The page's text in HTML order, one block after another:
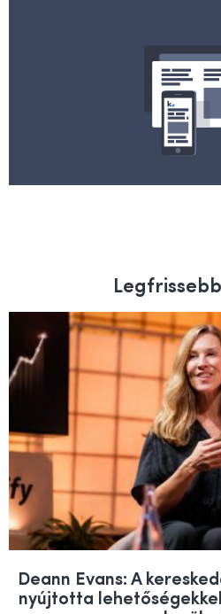
Deann Evans: A
nyújtotta